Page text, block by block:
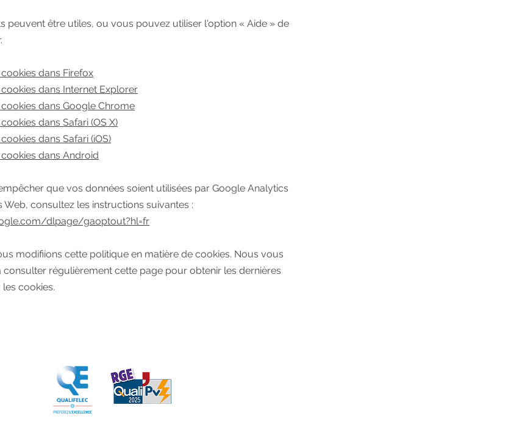
peuvent être utiles, ou vous pouvez utiliser l'option « Aide » de
dans Firefox
dans Internet Explorer
dans Google Chrome
dans Safari (OS X)
dans Safari (iOS)
dans Android
que vos données soient utilisées par Google Analytics
Web, consultez les instructions suivantes :
dlpage/gaoptout?hl=fr
modifiions cette politique en matière de cookies. Nous vous
consulter régulièrement cette page pour obtenir les dernières
cookies.